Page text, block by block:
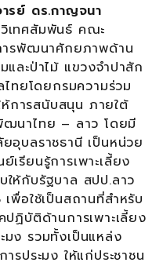
ร.กาญจนา
เทศสัมพันธ์ คณะ
ารพัฒนาศักยภาพด้าน
ละป่าไม้ แขวงจำปาสัก
ไทยโดยกรมความร่วม
ห้การสนับสนุน ภายใต้
ฒนาไทย – ลาว โดยมี
อุบลราชธานี เป็นหน่วย
เรียนรู้การเพาะเลี้ยง
ให้กับรัฐบาล สปป.ลาว
อใช้เป็นสถานที่สำหรับ
ฏิบัติด้านการเพาะเลี้ยง
มง รวมทั้งเป็นแหล่ง
รประมง ให้แก่ประชาชน